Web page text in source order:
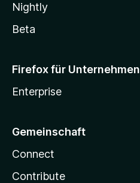
Nightly
Beta
Firefox für Unternehmen
Enterprise
Gemeinschaft
Connect
Contribute